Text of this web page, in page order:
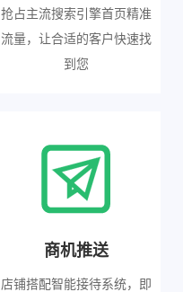
抢占主流搜索引擎首页精准
流量，让合适的客户快速找
到您
商机推送
店铺搭配智能接待系统，即